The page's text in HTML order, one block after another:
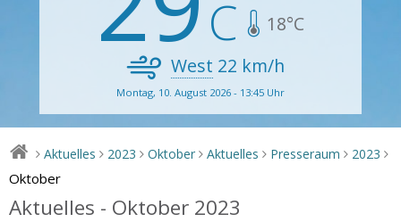
18°C
West 22 km/h
Montag, 10. August 2026 - 13:45 Uhr
> Aktuelles > 2023 > Oktober > Aktuelles > Presseraum > 2023 >
Oktober
Aktuelles - Oktober 2023